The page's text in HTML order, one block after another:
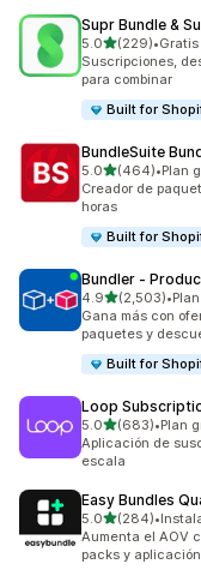
Supr Bundle &
5.0de 5 estrellas
(229)
229 reseñas en
•Gratis
Suscripciones,
para combinar
Built for
BundleSuite
5.0de 5 estrellas
(464)
464 reseñas en
•Plan
Creador de
horas
Built for
Bundler ‑
4.9de 5 estrellas
(2,503)
2503 reseñas en
•
Gana más con
paquetes y
Built for
Loop
5.0de 5 estrellas
(683)
683 reseñas en
•Plan
Aplicación de
escala
Easy Bundles
5.0de 5 estrellas
(284)
284 reseñas en
•
Aumenta el AOV
packs y